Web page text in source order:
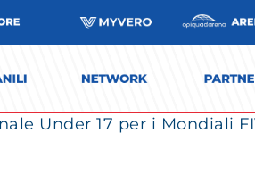
Under 17 per i Mondiali